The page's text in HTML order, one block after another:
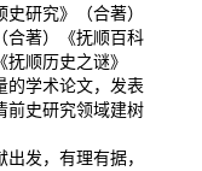
研究》（合著）
合著）《抚顺百科
顺历史之谜》
的学术论文，发表
前史研究领域建树
发，有理有据，